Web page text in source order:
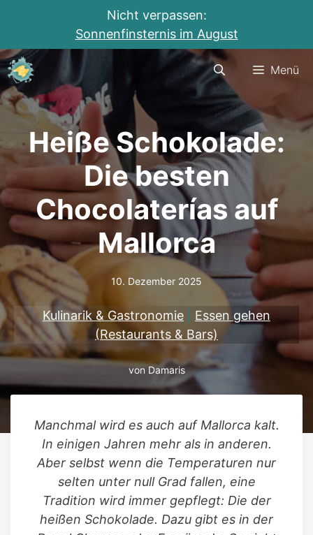
Nicht verpassen:
Sonnenfinsternis im August
Zum
Inhalt
springen
Menü
Heiße Schokolade:
Die besten
Chocolaterías auf
Mallorca
10. Dezember 2025
Kulinarik & Gastronomie
Essen gehen
(Restaurants & Bars)
von Damaris
Manchmal wird es auch auf Mallorca kalt.
In einigen Jahren mehr als in anderen.
Aber selbst wenn die Temperaturen nur
selten unter null Grad fallen, eine
Tradition wird immer gepflegt: Die der
heißen Schokolade. Dazu gibt es in der